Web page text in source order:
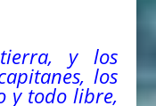
y los
los
y todo libre,